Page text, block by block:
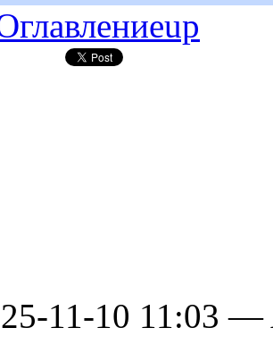
up
11-10 11:03 —